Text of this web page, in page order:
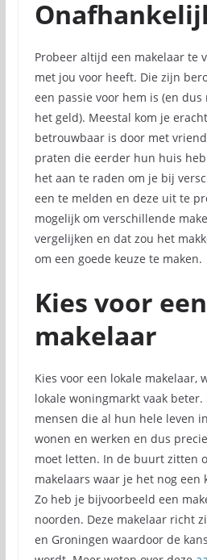
Probeer altijd een makelaar te
met jou voor heeft. Die zijn
een passie voor hem is (en
het geld). Meestal kom je
betrouwbaar is door met
praten die eerder hun huis
het aan te raden om je bij
een te melden en deze uit te
mogelijk om verschillende
vergelijken en dat zou het
om een goede keuze te maken.
Kies voor
makelaar
Kies voor een lokale makelaar,
lokale woningmarkt vaak beter.
mensen die al hun hele leven
wonen en werken en dus
moet letten. In de buurt zitten
makelaars waar je het nog
Zo heb je bijvoorbeeld een
noorden. Deze makelaar richt
en Groningen waardoor de